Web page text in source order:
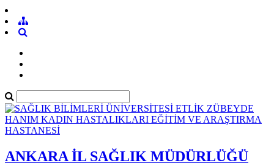
ANKARA İL SAĞLIK MÜDÜRLÜĞÜ